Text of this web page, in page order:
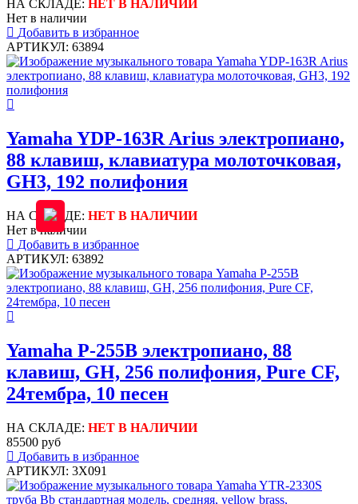
НА СКЛАДЕ: НЕТ В НАЛИЧИИ
Нет в наличии
Добавить в избранное
АРТИКУЛ: 63894
Yamaha YDP-163R Arius электропиано,
88 клавиш, клавиатура молоточковая,
GH3, 192 полифония
НА СКЛАДЕ: НЕТ В НАЛИЧИИ
Нет в наличии
Добавить в избранное
АРТИКУЛ: 63892
Yamaha P-255B электропиано, 88
клавиш, GH, 256 полифония, Pure CF,
24тембра, 10 песен
НА СКЛАДЕ: НЕТ В НАЛИЧИИ
85500 руб
Добавить в избранное
АРТИКУЛ: 3X091